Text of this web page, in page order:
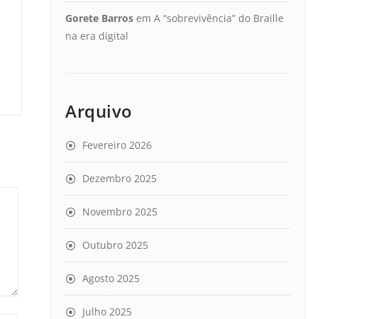
Gorete Barros em A “sobrevivência” do Braille
na era digital
Arquivo
Fevereiro 2026
Dezembro 2025
Novembro 2025
Outubro 2025
Agosto 2025
Julho 2025